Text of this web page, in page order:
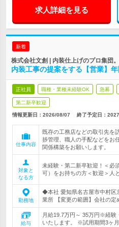
求人詳細を見る
新着
株式会社文創 | 内装仕上げのプロ集団
内装工事の提案をする【営業】
正社員 職種・業種未経験OK 急募
第二新卒歓迎
情報更新日：2026/08/07 終了予定日：
仕事内容
既存の工務店などの取引先を
捗管理、職人の手配などをお
関係構築をお願いします。
対象と
なる方
未経験・第二新卒歓迎！＜必
可）をお持ちの方＜歓迎＞人
勤務地
◆本社 愛知県名古屋市中村区
業所 【変更の範囲】会社の定
給与
月給19.7万円～ 35万円※経験
いたします。 ※試用期間3ヶ